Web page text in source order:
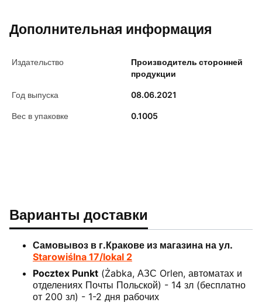
Дополнительная информация
Издательство
Производитель сторонней
продукции
Год выпуска 08.06.2021
Вес в упаковке 0.1005
Варианты доставки
Самовывоз в г.Кракове из магазина на ул.
Starowiślna 17/lokal 2
Pocztex Punkt (Żabka, АЗС Orlen, автоматах и
отделениях Почты Польской) - 14 зл (бесплатно
от 200 зл) - 1-2 дня рабочих